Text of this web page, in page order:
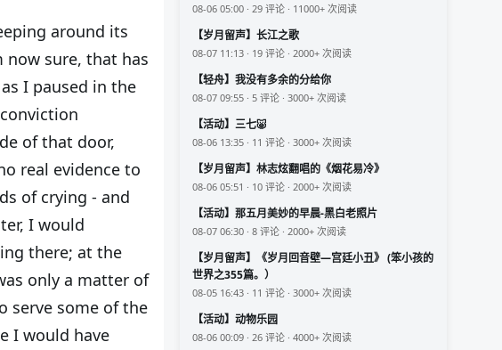
around its
sure, that has
I paused in the
of that door,
real evidence to
of crying - and
I would
there; at the
only a matter of
serve some of the
I would have
08-06 05:00 · 29 评论 · 11000+ 次阅读
【岁月留声】长江之歌
08-07 11:13 · 19 评论 · 2000+ 次阅读
【轻舟】我没有多余的分给你
08-07 09:55 · 5 评论 · 3000+ 次阅读
【活动】三七🐷
08-06 13:35 · 11 评论 · 3000+ 次阅读
【岁月留声】林志炫翻唱的《烟花易冷》
08-06 05:51 · 10 评论 · 2000+ 次阅读
【活动】那五月美妙的早晨-黑白老照片
08-07 06:30 · 8 评论 · 2000+ 次阅读
【岁月留声】《岁月回音壁—宫廷小丑》 (笨小孩的
世界之355篇。）
08-05 16:43 · 11 评论 · 3000+ 次阅读
【活动】动物乐园
08-06 00:09 · 26 评论 · 4000+ 次阅读